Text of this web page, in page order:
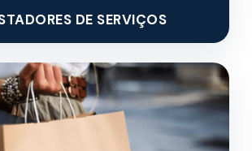
DE SERVIÇOS